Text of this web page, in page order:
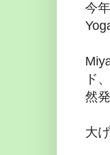
今
ド
然
大